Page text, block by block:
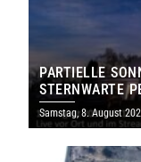
PARTIELLE
STERNWARTE
IHRE TORE
Samstag, 8. August